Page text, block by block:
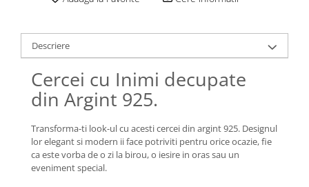
Lănțișoare cu Soare
Lănțișoare cu Zodii
Lănțișoare cu Animale
Lănțișoare cu Molecule
Lănțișoare cu Pietre Naturale
Lănțișoare Argint Diverse
COLIERE CU PERLE
Coliere cu Perle Naturale
Coliere cu Perle Preciosa
Descriere
Cercei cu Inimi decupate
din Argint 925.
Transforma-ti look-ul cu acesti cercei din argint 925. Designul
lor elegant si modern ii face potriviti pentru orice ocazie, fie
ca este vorba de o zi la birou, o iesire in oras sau un
eveniment special.